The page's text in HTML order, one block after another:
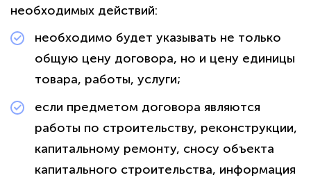
необходимых действий:
необходимо будет указывать не только
общую цену договора, но и цену единицы
товара, работы, услуги;
если предметом договора являются
работы по строительству, реконструкции,
капитальному ремонту, сносу объекта
капитального строительства, информация